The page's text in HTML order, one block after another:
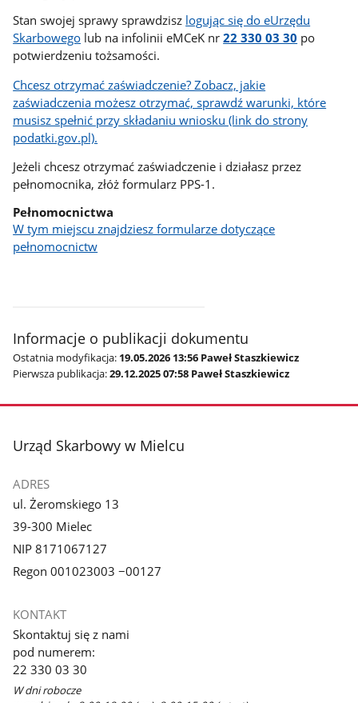
Stan swojej sprawy sprawdzisz logując się do eUrzędu
Skarbowego lub na infolinii eMCeK nr22 330 03 30 po
potwierdzeniu tożsamości.
Chcesz otrzymać zaświadczenie? Zobacz, jakie
zaświadczenia możesz otrzymać, sprawdź warunki, które
musisz spełnić przy składaniu wniosku (link do strony
podatki.gov.pl).
Jeżeli chcesz otrzymać zaświadczenie i działasz przez
pełnomocnika, złóż formularz PPS-1.
Pełnomocnictwa
W tym miejscu znajdziesz formularze dotyczące
pełnomocnictw
Informacje o publikacji dokumentu
Ostatnia modyfikacja: 19.05.2026 13:56 Paweł Staszkiewicz
Pierwsza publikacja:29.12.2025 07:58 Paweł Staszkiewicz
stopka
Urząd Skarbowy w Mielcu
ADRES
ul. Żeromskiego 13
39-300 Mielec
NIP 8171067127
Regon 001023003 −00127
KONTAKT
Skontaktuj się z nami
pod numerem:
22 330 03 30
W dni robocze